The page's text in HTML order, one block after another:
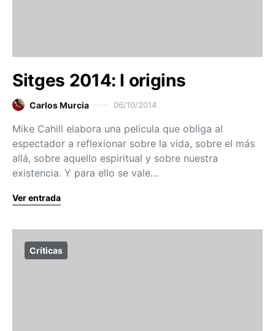
Sitges 2014: I origins
Carlos Murcia 06/10/2014
Mike Cahill elabora una película que obliga al
espectador a reflexionar sobre la vida, sobre el más
allá, sobre aquello espiritual y sobre nuestra
existencia. Y para ello se vale…
Ver entrada
Críticas